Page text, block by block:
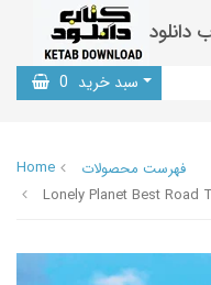
دانلود
سبد خرید 0
Home
فهرست محصولات
Lonely Planet Best Road